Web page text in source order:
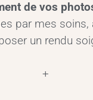
de vos
par mes soins,
un rendu
+